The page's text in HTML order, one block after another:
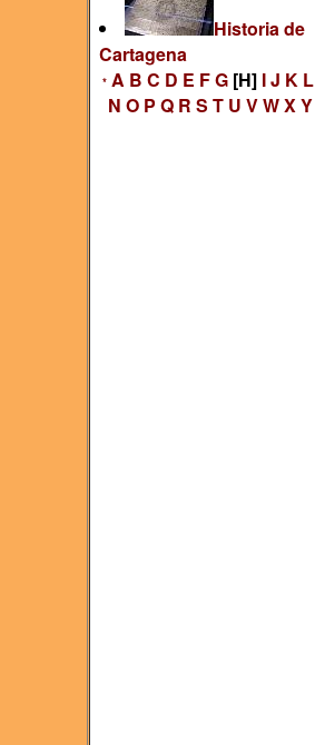
Historia de
Cartagena
* A B C D E FG [H] IJ K L
N O P Q R S T U VWXY